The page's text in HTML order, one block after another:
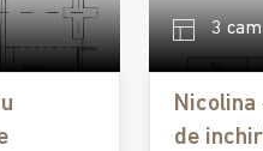
3 cam
de